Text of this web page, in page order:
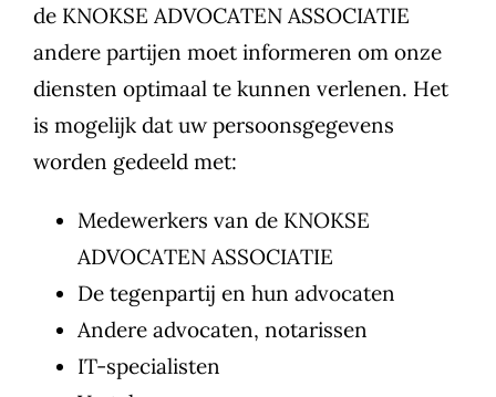
de KNOKSE ADVOCATEN ASSOCIATIE
andere partijen moet informeren om onze
diensten optimaal te kunnen verlenen. Het
is mogelijk dat uw persoonsgegevens
worden gedeeld met:
Medewerkers van de KNOKSE
ADVOCATEN ASSOCIATIE
De tegenpartij en hun advocaten
Andere advocaten, notarissen
IT-specialisten